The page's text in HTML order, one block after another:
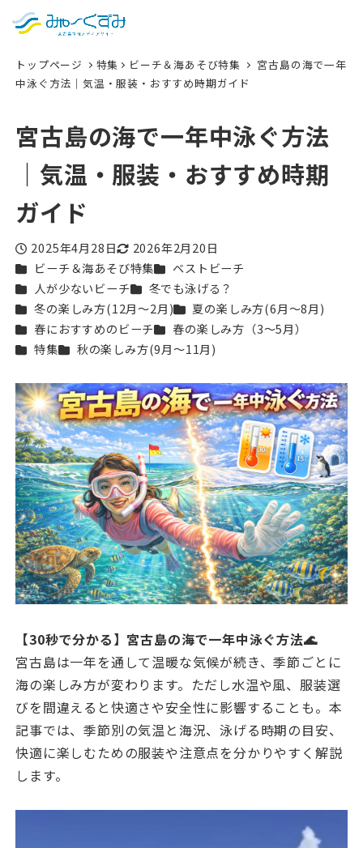
한국어
検索
トップページ 特集 ビーチ＆海あそび特集
宮古島の海で一年
中泳ぐ方法｜気温・服装・おすすめ時期ガイド
宮古島の海で一年中泳ぐ方法
｜気温・服装・おすすめ時期
ガイド
投稿日
2025年4月28日
更新日
2026年2月20日
カテゴリー
ビーチ＆海あそび特集カテゴリー
ベストビーチ
カテゴリー
人が少ないビーチカテゴリー
冬でも泳げる？
カテゴリー
冬の楽しみ方(12月〜2月)カテゴリー
夏の楽しみ方(6月〜8月)
カテゴリー
春におすすめのビーチカテゴリー
春の楽しみ方（3〜5月）
カテゴリー
特集カテゴリー
秋の楽しみ方(9月〜11月)
【30秒で分かる】宮古島の海で一年中泳ぐ方法🌊
宮古島は一年を通して温暖な気候が続き、季節ごとに
海の楽しみ方が変わります。ただし水温や風、服装選
びを間違えると快適さや安全性に影響することも。本
記事では、季節別の気温と海況、泳げる時期の目安、
快適に楽しむための服装や注意点を分かりやすく解説
します。